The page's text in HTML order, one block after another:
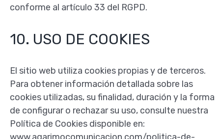
conforme al artículo 33 del RGPD.
10. USO DE COOKIES
El sitio web utiliza cookies propias y de terceros.
Para obtener información detallada sobre las
cookies utilizadas, su finalidad, duración y la forma
de configurar o rechazar su uso, consulte nuestra
Política de Cookies disponible en: